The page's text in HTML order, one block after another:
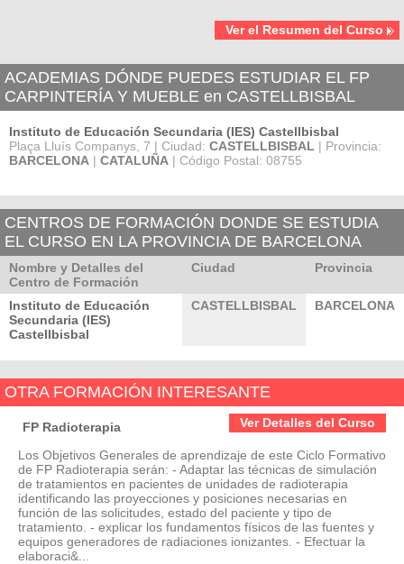
Ver el Resumen del Curso
ACADEMIAS DÓNDE PUEDES ESTUDIAR EL FP
CARPINTERÍA Y MUEBLE en CASTELLBISBAL
Instituto de Educación Secundaria (IES) Castellbisbal
Plaça Lluís Companys, 7 | Ciudad: CASTELLBISBAL | Provincia:
BARCELONA | CATALUÑA | Código Postal: 08755
CENTROS DE FORMACIÓN DONDE SE ESTUDIA
EL CURSO EN LA PROVINCIA DE BARCELONA
Nombre y Detalles del
Centro de Formación
Ciudad Provincia
Instituto de Educación
Secundaria (IES)
Castellbisbal
CASTELLBISBAL BARCELONA
OTRA FORMACIÓN INTERESANTE
Ver Detalles del Curso
FP Radioterapia
Los Objetivos Generales de aprendizaje de este Ciclo Formativo
de FP Radioterapia serán: - Adaptar las técnicas de simulación
de tratamientos en pacientes de unidades de radioterapia
identificando las proyecciones y posiciones necesarias en
función de las solicitudes, estado del paciente y tipo de
tratamiento. - explicar los fundamentos físicos de las fuentes y
equipos generadores de radiaciones ionizantes. - Efectuar la
elaboraci&...